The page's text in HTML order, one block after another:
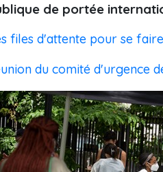
de portée
files d'attente pour se
du comité d'urgence